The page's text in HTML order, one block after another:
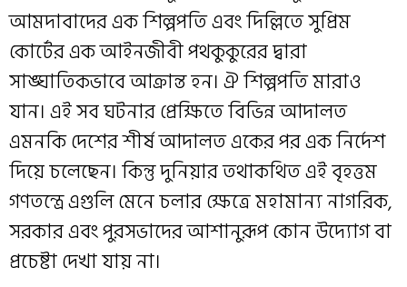
আমদাবাদের এক শিল্পপতি এবং দিল্লিতে সুপ্রিম
কোর্টের এক আইনজীবী পথকুকুরের দ্বারা
সাঙ্ঘাতিকভাবে আক্রান্ত হন। ঐ শিল্পপতি মারাও
যান। এই সব ঘটনার প্রেক্ষিতে বিভিন্ন আদালত
এমনকি দেশের শীর্ষ আদালত একের পর এক নির্দেশ
দিয়ে চলেছেন। কিন্তু দুনিয়ার তথাকথিত এই বৃহত্তম
গণতন্ত্রে এগুলি মেনে চলার ক্ষেত্রে মহামান্য নাগরিক,
সরকার এবং পুরসভাদের আশানুরূপ কোন উদ্যোগ বা
প্রচেষ্টা দেখা যায় না।